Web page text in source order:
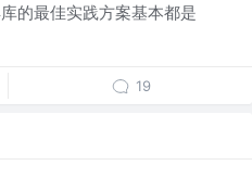
的最佳实践方案基本都是
19